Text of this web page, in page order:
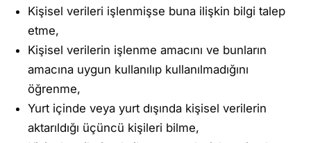
Kişisel verileri işlenmişse buna ilişkin bilgi talep
etme,
Kişisel verilerin işlenme amacını ve bunların
amacına uygun kullanılıp kullanılmadığını
öğrenme,
Yurt içinde veya yurt dışında kişisel verilerin
aktarıldığı üçüncü kişileri bilme,